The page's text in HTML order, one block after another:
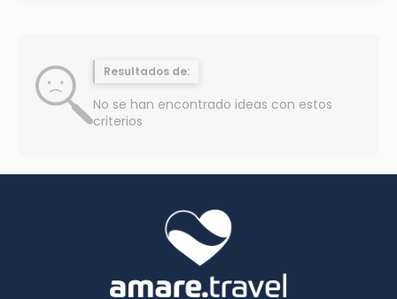
Resultados de:
No se han encontrado ideas con estos
criterios